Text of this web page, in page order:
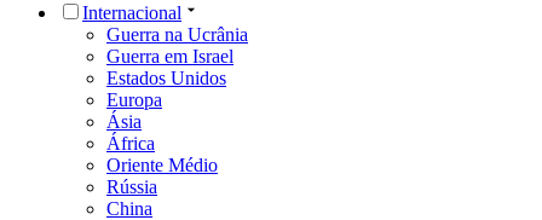
Internacional
Guerra na Ucrânia
Guerra em Israel
Estados Unidos
Europa
Ásia
África
Oriente Médio
Rússia
China